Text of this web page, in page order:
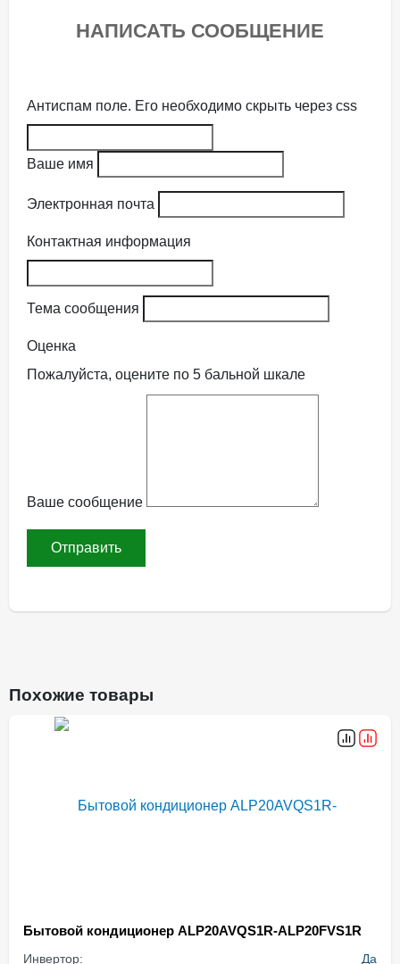
НАПИСАТЬ СООБЩЕНИЕ
Антиспам поле. Его необходимо скрыть через css
Ваше имя
Электронная почта
Контактная информация
Тема сообщения
Оценка
Пожалуйста, оцените по 5 бальной шкале
Ваше сообщение
Похожие товары
Бытовой кондиционер ALP20AVQS1R-ALP20FVS1R
Инвертор:
Да